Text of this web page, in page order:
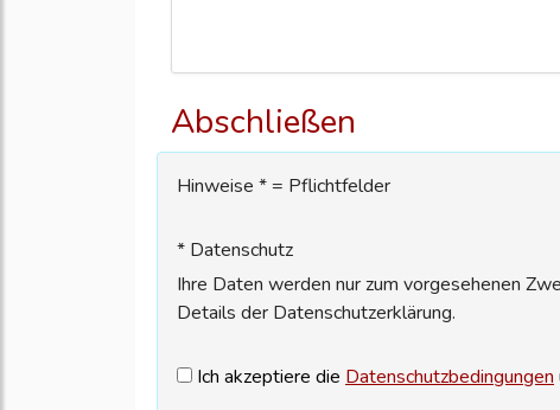
Abschließen
Hinweise * = Pflichtfelder
* Datenschutz
Ihre Daten werden nur zum vorgesehenen
Details der Datenschutzerklärung.
Ich akzeptiere die Datenschutzbedingungen